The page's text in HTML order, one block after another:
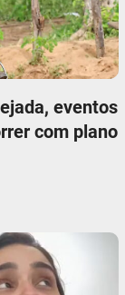
eventos
com plano